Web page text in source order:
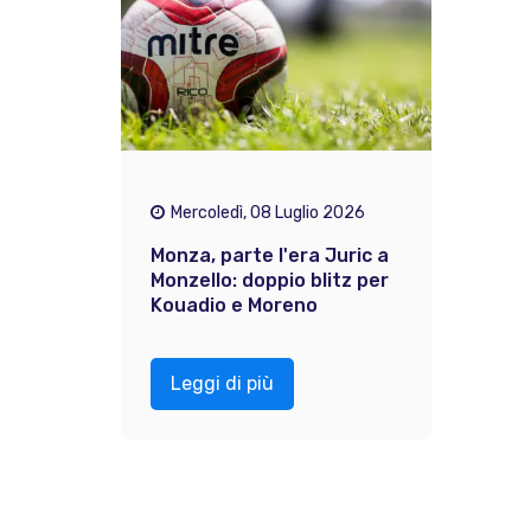
Mercoledì, 08 Luglio 2026
Monza, parte l'era Juric a
Monzello: doppio blitz per
Kouadio e Moreno
Leggi di più